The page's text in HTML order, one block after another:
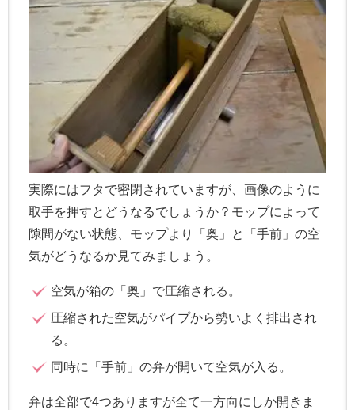
実際にはフタで密閉されていますが、画像のように
取手を押すとどうなるでしょうか？モップによって
隙間がない状態、モップより「奥」と「手前」の空
気がどうなるか見てみましょう。
空気が箱の「奥」で圧縮される。
圧縮された空気がパイプから勢いよく排出され
る。
同時に「手前」の弁が開いて空気が入る。
弁は全部で4つありますが全て一方向にしか開きま